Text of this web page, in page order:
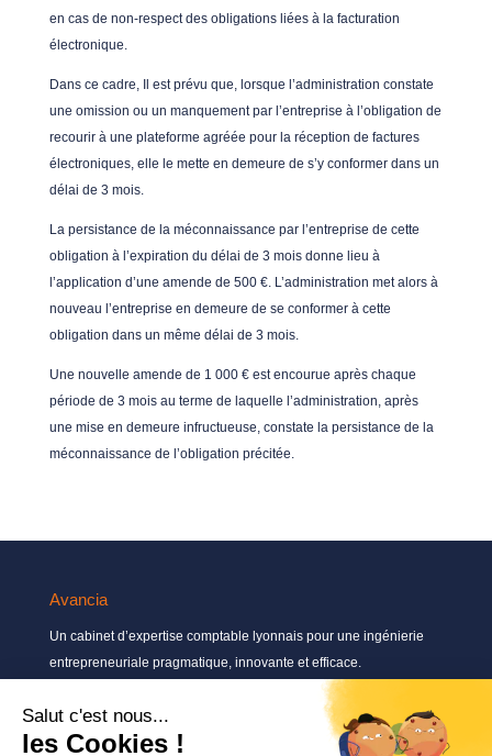
en cas de non-respect des obligations liées à la facturation
électronique.
Dans ce cadre, Il est prévu que, lorsque l’administration constate
une omission ou un manquement par l’entreprise à l’obligation de
recourir à une plateforme agréée pour la réception de factures
électroniques, elle le mette en demeure de s’y conformer dans un
délai de 3 mois.
La persistance de la méconnaissance par l’entreprise de cette
obligation à l’expiration du délai de 3 mois donne lieu à
l’application d’une amende de 500 €. L’administration met alors à
nouveau l’entreprise en demeure de se conformer à cette
obligation dans un même délai de 3 mois.
Une nouvelle amende de 1 000 € est encourue après chaque
période de 3 mois au terme de laquelle l’administration, après
une mise en demeure infructueuse, constate la persistance de la
méconnaissance de l’obligation précitée.
Avancia
Un cabinet d’expertise comptable lyonnais pour une ingénierie
entrepreneuriale pragmatique, innovante et efficace.
Contactez-nous